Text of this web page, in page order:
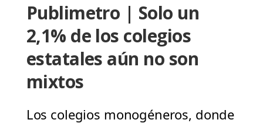
Publimetro | Solo un
2,1% de los colegios
estatales aún no son
mixtos
Los colegios monogéneros, donde